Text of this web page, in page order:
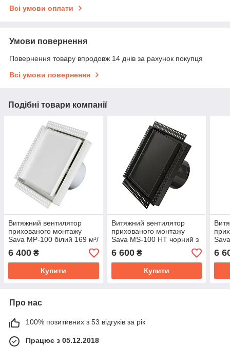
Всі умови оплати
Умови повернення
Повернення товару впродовж 14 днів за рахунок покупця
Всі умови повернення
Подібні товари компанії
Витяжний вентилятор
прихованого монтажу
Sava MP-100 білий 169 м³/
год
6 400 ₴
Купити
Витяжний вентилятор
прихованого монтажу
Sava MS-100 HT чорний з
датчиком вологості/
таймером
6 600₴
Купити
6
Про нас
100% позитивних з 53 відгуків за рік
Працює з 05.12.2018